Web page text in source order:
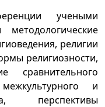
учеными
религии
религиозности,
сравнительного
и
перспективы